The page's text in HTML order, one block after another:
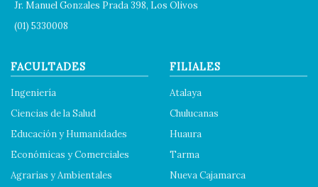
Jr. Manuel Gonzales Prada 398, Los Olivos
(01) 5330008
FACULTADES
Ingeniería
Ciencias de la Salud
Educación y Humanidades
Económicas y Comerciales
Agrarias y Ambientales
FILIALES
Atalaya
Chulucanas
Huaura
Tarma
Nueva Cajamarca